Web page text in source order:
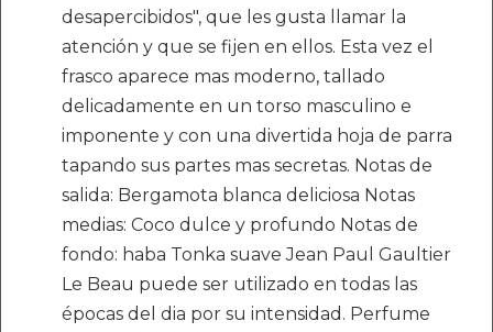
desapercibidos", que les gusta llamar la
atención y que se fijen en ellos. Esta vez el
frasco aparece mas moderno, tallado
delicadamente en un torso masculino e
imponente y con una divertida hoja de parra
tapando sus partes mas secretas. Notas de
salida: Bergamota blanca deliciosa Notas
medias: Coco dulce y profundo Notas de
fondo: haba Tonka suave Jean Paul Gaultier
Le Beau puede ser utilizado en todas las
épocas del dia por su intensidad. Perfume